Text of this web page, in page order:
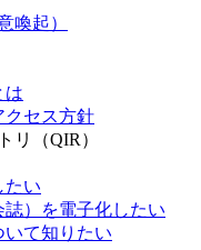
喚起）
は
クセス方針
リ（QIR）
たい
）を電子化したい
て知りたい